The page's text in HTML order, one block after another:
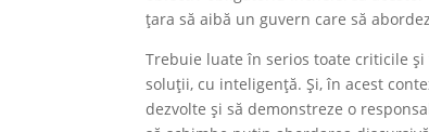
țara să aibă un guvern care să
Trebuie luate în serios toate criticile
soluții, cu inteligență. Și, în acest
dezvolte și să demonstreze o